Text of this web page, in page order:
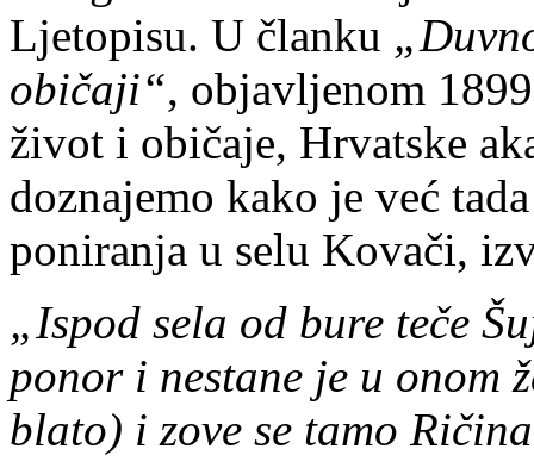
Ljetopisu. U članku
običaji“, objavljenom
život i običaje, Hrvatske
doznajemo kako je već
poniranja u selu Kovači,
„Ispod sela od bure teče
ponor i nestane je u onom
blato) i zove se tamo